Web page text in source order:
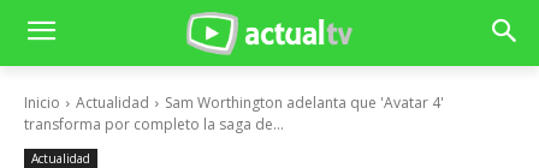
Inicio Actualidad
Sam Worthington adelanta que 'Avatar 4'
transforma por completo la saga de...
Actualidad